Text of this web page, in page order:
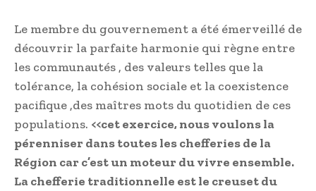
Le membre du gouvernement a été émerveillé de
découvrir la parfaite harmonie qui règne entre
les communautés , des valeurs telles que la
tolérance, la cohésion sociale et la coexistence
pacifique ,des maîtres mots du quotidien de ces
populations. <<cet exercice, nous voulons la
pérenniser dans toutes les chefferies de la
Région car c’est un moteur du vivre ensemble.
La chefferie traditionnelle est le creuset du